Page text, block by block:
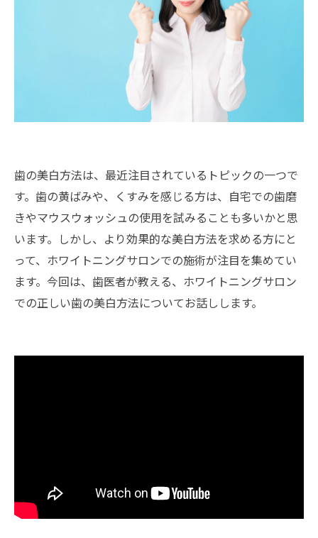
歯の美白方法は、最近注目されているトピックの一つで
す。歯の黄ばみや、くすみを感じる方は、自宅での歯磨
きやマウスウォッシュの使用を試みることも多いかと思
います。しかし、より効果的な美白方法を求める方にと
って、ホワイトニングサロンでの施術が注目を集めてい
ます。今回は、歯医者が教える、ホワイトニングサロン
での正しい歯の美白方法についてお話しします。